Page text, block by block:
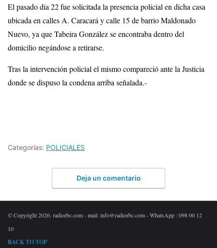
El pasado día 22 fue solicitada la presencia policial en dicha casa
ubicada en calles A. Caracará y calle 15 de barrio Maldonado
Nuevo, ya que Tabeira González se encontraba dentro del
domicilio negándose a retirarse.
Tras la intervención policial el mismo compareció ante la Justicia
donde se dispuso la condena arriba señalada.-
Categorías: POLICIALES
Deja un comentario
© Copyright 2026. radiorbc.com - mail: info@radiorbc.com - WhatsApp : 098 00 12
10
BACK TO TOP